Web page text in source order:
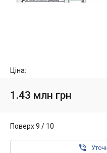
Ціна:
1.43 млн грн
Поверх 9 / 10
